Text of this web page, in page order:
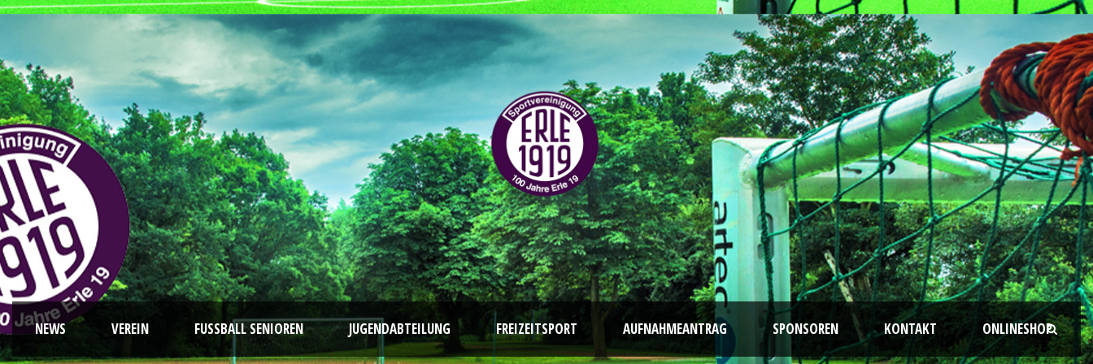
NEWS VEREIN FUSSBALL SENIOREN JUGENDABTEILUNG FREIZEITSPORT AUFNAHMEANTRAG SPONSOREN KONTAKT ONLINESHOP